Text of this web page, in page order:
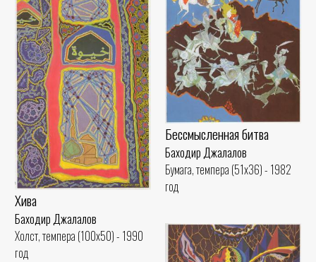
Хива
Баходир Джалалов
Холст, темпера (100x50) - 1990
год
Бессмысленная битва
Баходир Джалалов
Бумага, темпера (51x36) - 1982
год